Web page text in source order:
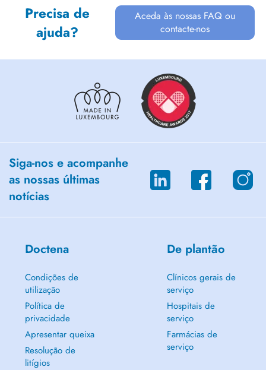
Precisa de
ajuda?
Aceda às nossas FAQ ou
contacte-nos
Siga-nos e acompanhe
as nossas últimas
notícias
Doctena
Condições de
utilização
Política de
privacidade
Apresentar queixa
Resolução de
litígios
De plantão
Clínicos gerais de
serviço
Hospitais de
serviço
Farmácias de
serviço